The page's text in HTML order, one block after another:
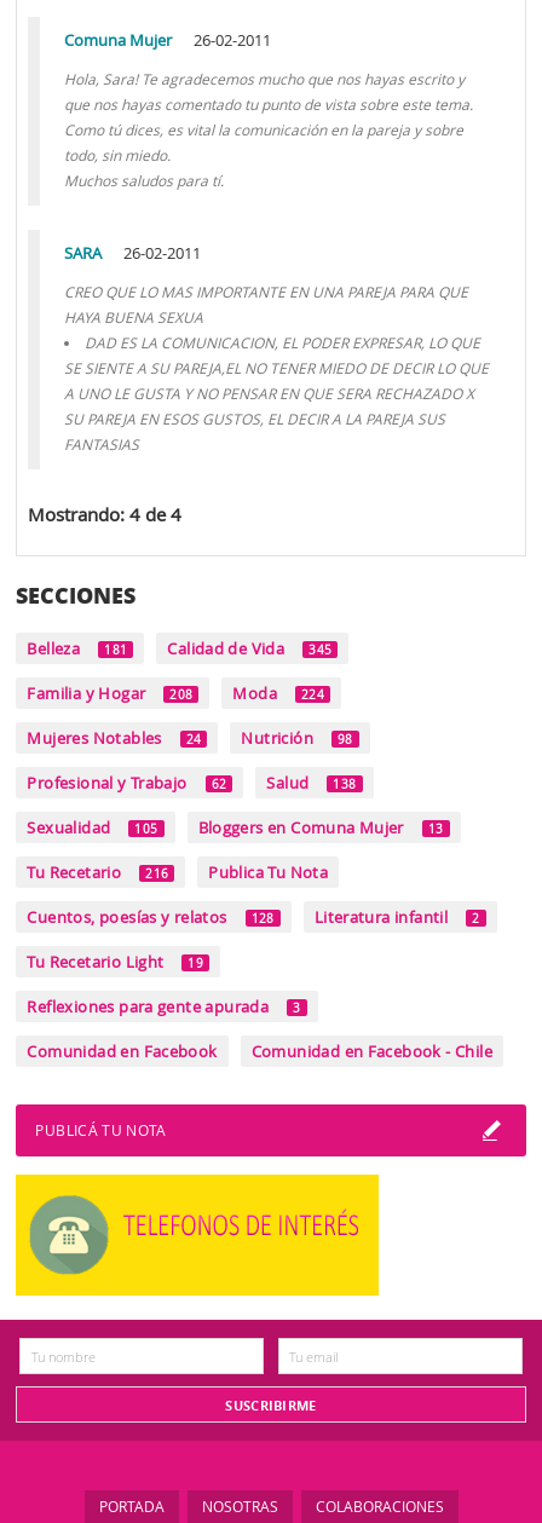
Comuna Mujer 26-02-2011
Hola, Sara! Te agradecemos mucho que nos hayas escrito y
que nos hayas comentado tu punto de vista sobre este tema.
Como tú dices, es vital la comunicación en la pareja y sobre
todo, sin miedo.
Muchos saludos para tí.
SARA 26-02-2011
CREO QUE LO MAS IMPORTANTE EN UNA PAREJA PARA QUE
HAYA BUENA SEXUA
DAD ES LA COMUNICACION, EL PODER EXPRESAR, LO QUE
SE SIENTE A SU PAREJA,EL NO TENER MIEDO DE DECIR LO QUE
A UNO LE GUSTA Y NO PENSAR EN QUE SERA RECHAZADO X
SU PAREJA EN ESOS GUSTOS, EL DECIR A LA PAREJA SUS
FANTASIAS
Mostrando: 4 de 4
SECCIONES
Belleza 181 Calidad de Vida 345
Familia y Hogar 208 Moda 224
Mujeres Notables 24 Nutrición 98
Profesional y Trabajo 62 Salud 138
Sexualidad 105 Bloggers en Comuna Mujer 13
Tu Recetario 216 Publica Tu Nota
Cuentos, poesías y relatos 128 Literatura infantil 2
Tu Recetario Light 19
Reflexiones para gente apurada 3
Comunidad en Facebook Comunidad en Facebook - Chile
PUBLICÁ TU NOTA
PORTADA NOSOTRAS COLABORACIONES